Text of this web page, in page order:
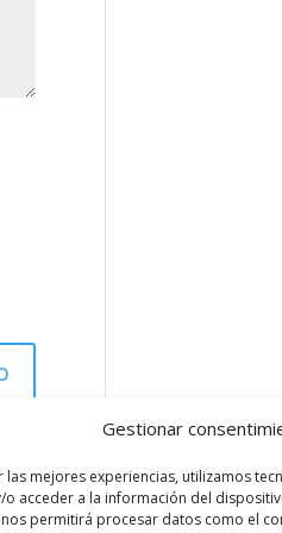
Gestionar
las mejores experiencias, utilizamos
o acceder a la información del
permitirá procesar datos como el